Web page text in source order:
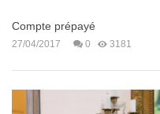
Compte prépayé
27/04/2017 0 3181